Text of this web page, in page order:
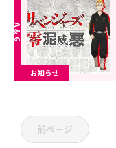
お知らせ
前ページ